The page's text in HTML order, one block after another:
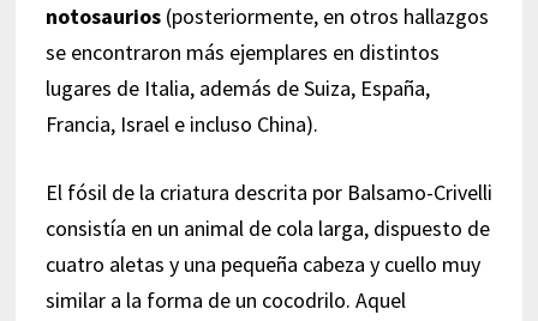
notosaurios(posteriormente, en otros hallazgos
se encontraron más ejemplares en distintos
lugares de Italia, además de Suiza, España,
Francia, Israel e incluso China).
El fósil de la criatura descrita por Balsamo-Crivelli
consistía en un animal de cola larga, dispuesto de
cuatro aletas y una pequeña cabeza y cuello muy
similar a la forma de un cocodrilo. Aquel